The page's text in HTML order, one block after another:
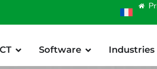
Software Industries